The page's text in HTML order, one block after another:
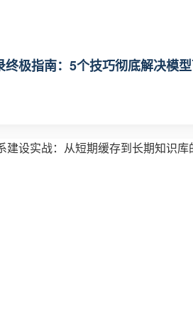
终极指南：5个技巧彻底解决模